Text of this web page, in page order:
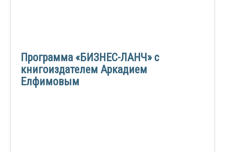
Программа «БИЗНЕС-ЛАНЧ» с
книгоиздателем Аркадием
Елфимовым